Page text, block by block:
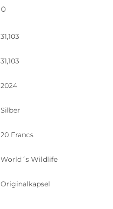
0
31,103
31,103
2024
Silber
20 Francs
World´s Wildlife
Originalkapsel